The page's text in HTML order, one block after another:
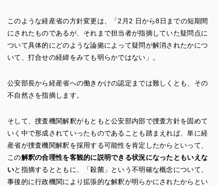
このような経産省の方針変更は、「2月2 日から8日までの短期間
にされたものであるが、それまで担当者が指摘していた疑問点に
ついて具体的にどのような論拠によって疑問が解消されたかにつ
いて、打合せの経緯をみても明らかではない」。
公安部長から経産省への働きかけの認定までは難しくとも、その
不自然さを指摘します。
そして、捜査機関解釈がもともと公安部内部で捜査方針を固めて
いく中で形成されていったものであることも踏まえれば、単に経
産省が捜査機関解釈を採用する可能性を肯定したからといって、
この解釈の合理性を客観的に説明できる状況になったともいえな
いと指摘するとともに、「殺菌」という不明確な概念について、
事後的に行政機関により拡張的な解釈が明らかにされたからとい